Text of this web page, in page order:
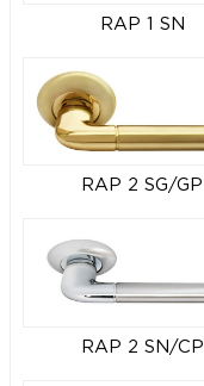
RAP 1 SN
RAP 2 SG/GP
RAP 2 SN/CP